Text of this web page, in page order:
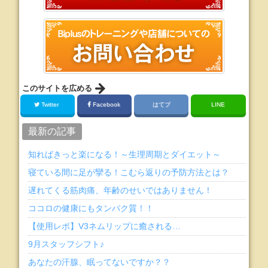
このサイトを広める
Twitter Facebook はてブ LINE
最新の記事
知ればきっと楽になる！～生理周期とダイエット～
寝ている間に足が攣る！こむら返りの予防方法とは？
遅れてくる筋肉痛、年齢のせいではありません！
ココロの健康にもタンパク質！！
【使用レポ】V3ネムリップに癒される…
9月スタッフシフト♪
あなたの汗腺、眠ってないですか？？